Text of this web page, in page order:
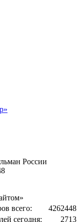
России
всего:
4262448
сегодня:
2713